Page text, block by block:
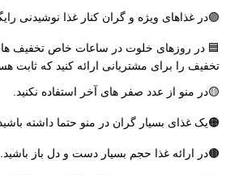
🟣در غذاهای ویژه و گران کنار غذا نوشیدنی
تخفیف را برای مشتریانی ارائه کنید که ثابت
🟡در منو از عدد صفر های آخر استفاده نکنید.
🟠یک غذای بسیار گران در منو حتما داشته
🟤در ارائه غذا حجم بسیار دست و دل باز باشید.